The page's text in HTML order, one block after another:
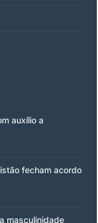
auxílio a
fecham acordo
masculinidade